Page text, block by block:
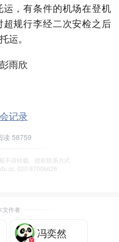
，有条件的机场在登机
规行李经二次安检之后
运。
雨欣
记录
读 58759
不得转载、授权联系方式
020-87006626
文作者
冯奕然